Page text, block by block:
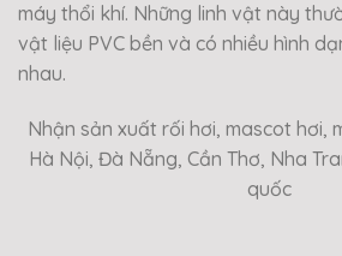
máy thổi khí. Những linh vật này
vật liệu PVC bền và có nhiều hình
nhau.
Nhận sản xuất rối hơi, mascot hơi,
Hà Nội, Đà Nẵng, Cần Thơ, Nha
quốc